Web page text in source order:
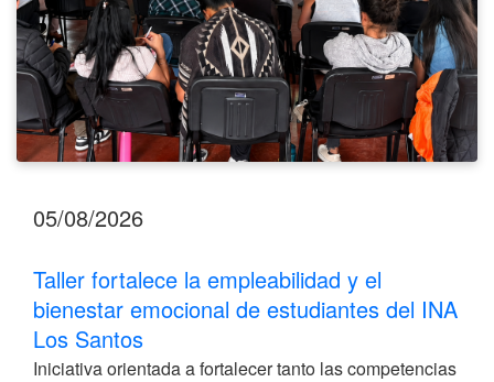
del
INA
Los
Santos
05/08/2026
Taller fortalece la empleabilidad y el
bienestar emocional de estudiantes del INA
Los Santos
Iniciativa orientada a fortalecer tanto las competencias